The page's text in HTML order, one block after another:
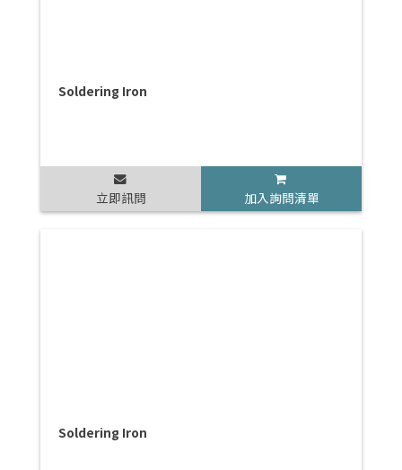
Soldering Iron
立即訊問 加入詢問清單
Soldering Iron